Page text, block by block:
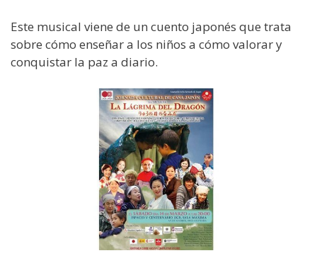
Este musical viene de un cuento japonés que trata
sobre cómo enseñar a los niños a cómo valorar y
conquistar la paz a diario.